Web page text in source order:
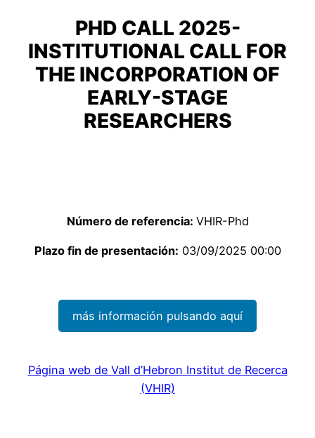
PHD CALL 2025-
INSTITUTIONAL CALL FOR
THE INCORPORATION OF
EARLY-STAGE
RESEARCHERS
Número de referencia: VHIR-Phd
Plazo fin de presentación: 03/09/2025 00:00
más información pulsando aquí
Página web de Vall d’Hebron Institut de Recerca
(VHIR)